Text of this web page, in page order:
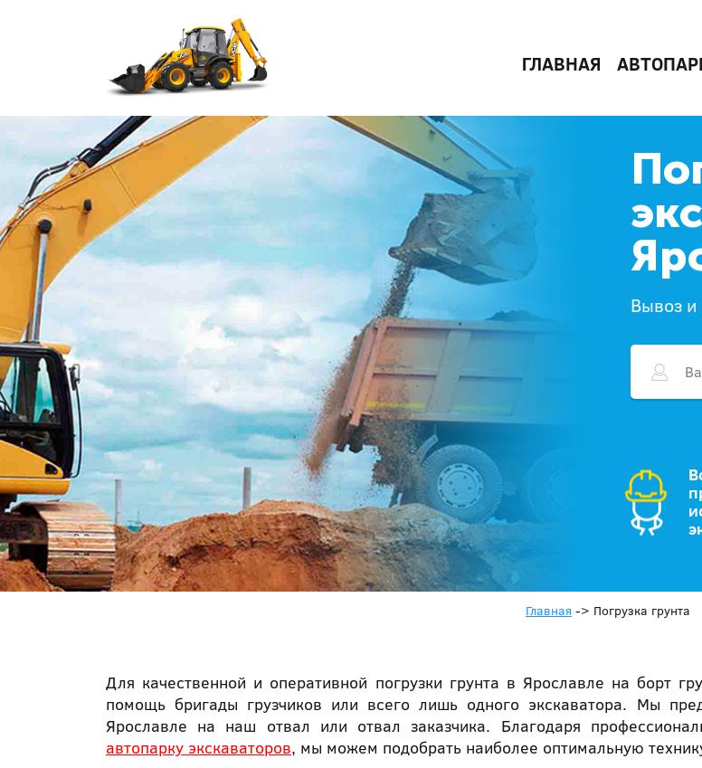
ГЛАВНАЯ
Вывоз и
Главная -> Погрузка грунта
Для качественной и оперативной погрузки грунта в Ярославле на борт
помощь бригады грузчиков или всего лишь одного экскаватора. Мы
Ярославле на наш отвал или отвал заказчика. Благодаря
автопарку экскаваторов, мы можем подобрать наиболее оптимальную